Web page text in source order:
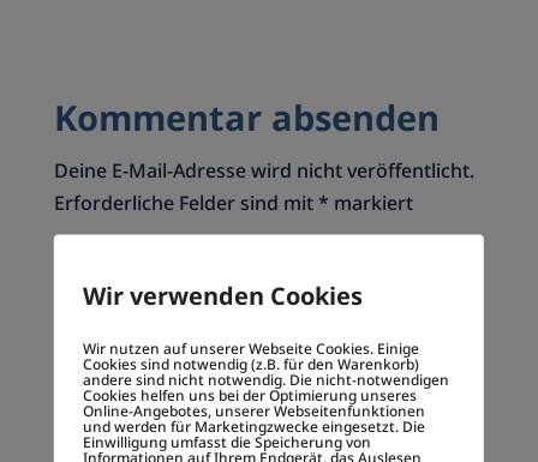
Kommentar absenden
Deine E-Mail-Adresse wird nicht veröffentlicht.
Erforderliche Felder sind mit* markiert
Wir verwenden Cookies
Wir nutzen auf unserer Webseite Cookies. Einige
Cookies sind notwendig (z.B. für den Warenkorb)
andere sind nicht notwendig. Die nicht-notwendigen
Cookies helfen uns bei der Optimierung unseres
Online-Angebotes, unserer Webseitenfunktionen
und werden für Marketingzwecke eingesetzt. Die
Einwilligung umfasst die Speicherung von
Informationen auf Ihrem Endgerät, das Auslesen